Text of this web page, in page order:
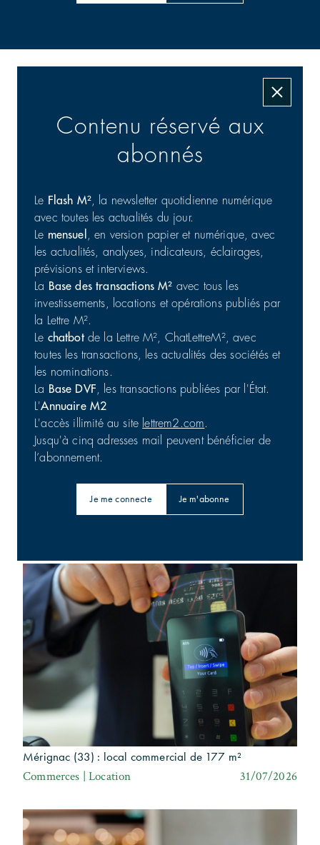
Contenu réservé aux
abonnés
Le Flash M², la newsletter quotidienne numérique
avec toutes les actualités du jour.
Le mensuel
, en version papier et numérique, avec
les actualités, analyses, indicateurs, éclairages,
prévisions et interviews.
La Base des transactions M² avec tous les
investissements, locations et opérations publiés par
la Lettre M².
Le chatbotde la Lettre M², ChatLettreM², avec
toutes les transactions, les actualités des sociétés et
les nominations.
La Base DVF , les transactions publiées par l'État.
L'Annuaire M2
L'accès illimité au site lettrem2.com.
Jusqu'à cinq adresses mail peuvent bénéficier de
l’abonnement.
Je me connecte Je m'abonne
Commerce : cession d'un portefeuille de 25 actifs en
France
Commerces | Investissement
Barings : 56 800 m² en Australie
Mérignac (33) : local commercial de 177 m²
Commerces | Location 31/07/2026